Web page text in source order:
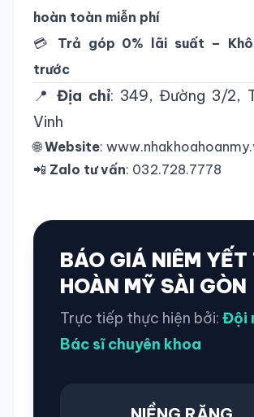
hoàn toàn miễn phí
💳 Trả góp 0% lãi suất –
trước
📍Địa chỉ: 349, Đường 3/2,
Vinh
🌐Website:
📲 Zalo tư vấn: 032.728.7778
BÁO GIÁ NIÊM YẾT
HOÀN MỸ SÀI GÒN
Trực tiếp thực hiện bởi: Đội
Bác sĩ chuyên khoa